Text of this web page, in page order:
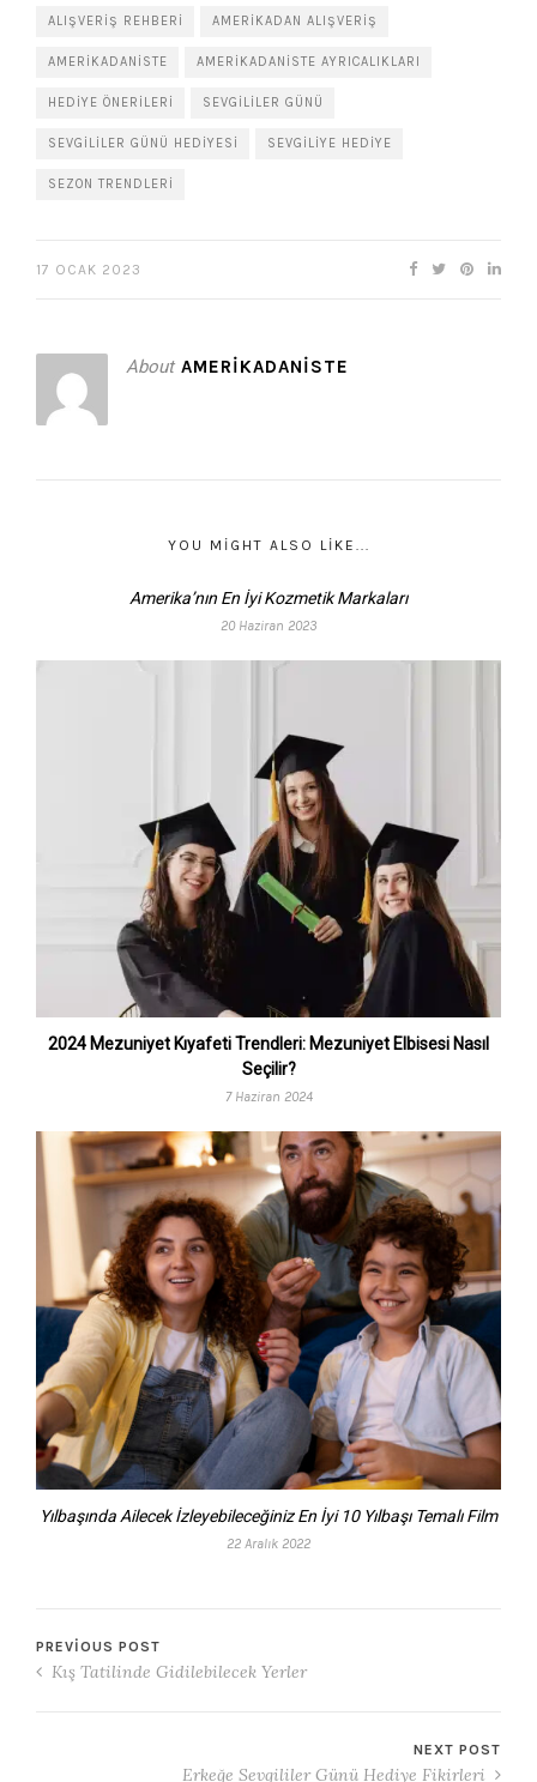
ALIŞVERIŞ REHBERI AMERIKADAN ALIŞVERIŞ
AMERIKADANISTE AMERIKADANISTE AYRICALIKLARI
HEDIYE ÖNERILERI SEVGILILER GÜNÜ
SEVGILILER GÜNÜ HEDIYESI SEVGILIYE HEDIYE
SEZON TRENDLERI
17 OCAK 2023
About AMERIKADANISTE
YOU MIGHT ALSO LIKE...
Amerika’nın En İyi Kozmetik Markaları
20 Haziran 2023
2024 Mezuniyet Kıyafeti Trendleri: Mezuniyet Elbisesi Nasıl
Seçilir?
7 Haziran 2024
Yılbaşında Ailecek İzleyebileceğiniz En İyi 10 Yılbaşı Temalı Film
22 Aralık 2022
PREVIOUS POST
Kış Tatilinde Gidilebilecek Yerler
NEXT POST
Erkeğe Sevgililer Günü Hediye Fikirleri